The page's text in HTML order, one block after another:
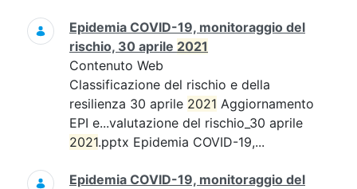
Epidemia COVID-19, monitoraggio del
rischio, 30 aprile 2021
Contenuto Web
Classificazione del rischio e della
resilienza 30 aprile 2021 Aggiornamento
EPI e...valutazione del rischio_30 aprile
2021.pptx Epidemia COVID-19,...
Epidemia COVID-19, monitoraggio del